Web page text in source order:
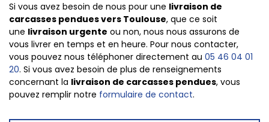
Si vous avez besoin de nous pour une livraison de
carcasses pendues vers Toulouse, que ce soit
une livraison urgente ou non, nous nous assurons de
vous livrer en temps et en heure. Pour nous contacter,
vous pouvez nous téléphoner directement au 05 46 04 01
20. Si vous avez besoin de plus de renseignements
concernant la livraison de carcasses pendues, vous
pouvez remplir notre formulaire de contact.